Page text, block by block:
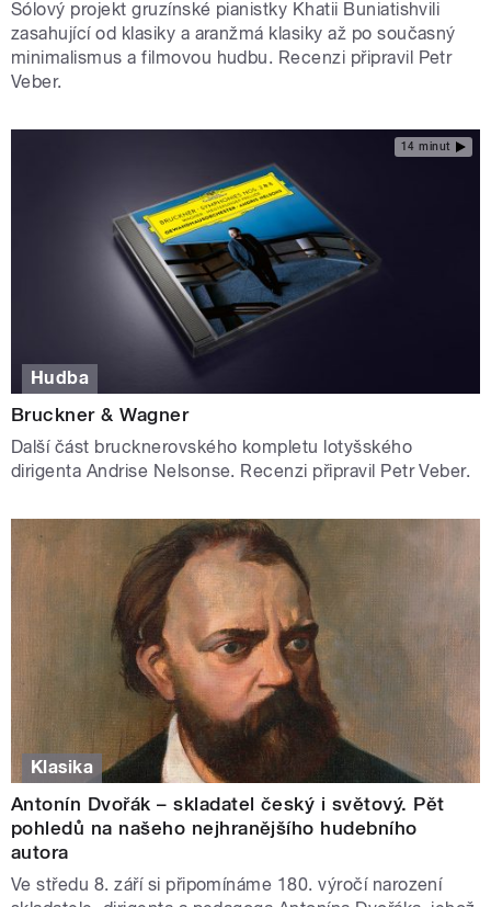
Sólový projekt gruzínské pianistky Khatii Buniatishvili
zasahující od klasiky a aranžmá klasiky až po současný
minimalismus a filmovou hudbu. Recenzi připravil Petr
Veber.
14 minut
Hudba
Bruckner & Wagner
Další část brucknerovského kompletu lotyšského
dirigenta Andrise Nelsonse. Recenzi připravil Petr Veber.
Klasika
Antonín Dvořák – skladatel český i světový. Pět
pohledů na našeho nejhranějšího hudebního
autora
Ve středu 8. září si připomínáme 180. výročí narození